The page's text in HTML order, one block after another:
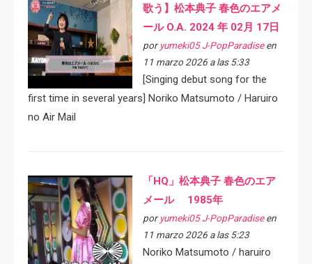
歌う】松本典子 春色のエアメ
ール O.A. 2024 年 02月 17日
por yumeki05 J-PopParadiseen
11 marzo 2026 a las 5:33
[Singing debut song for the
first time in several years] Noriko Matsumoto / Haruiro
no Air Mail
「HQ」松本典子 春色のエア
メール 1985年
por yumeki05 J-PopParadiseen
11 marzo 2026 a las 5:23
Noriko Matsumoto / haruiro